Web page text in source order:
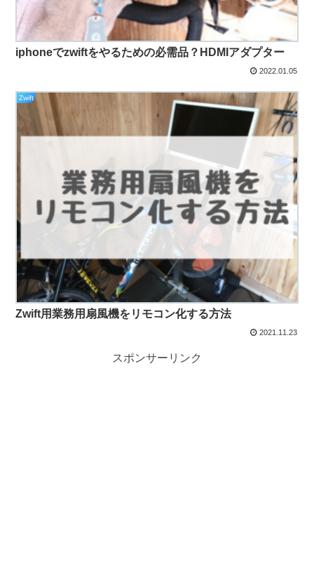
iphoneでzwiftをやるための必需品？HDMIアダプター
2022.01.05
Zwift
Zwift用業務用扇風機をリモコン化する方法
2021.11.23
スポンサーリンク